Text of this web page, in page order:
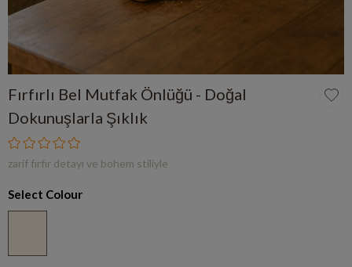
Fırfırlı Bel Mutfak Önlüğü - Doğal
Dokunuşlarla Şıklık
zarif fırfır detayı ve bohem stiliyle
Select Colour